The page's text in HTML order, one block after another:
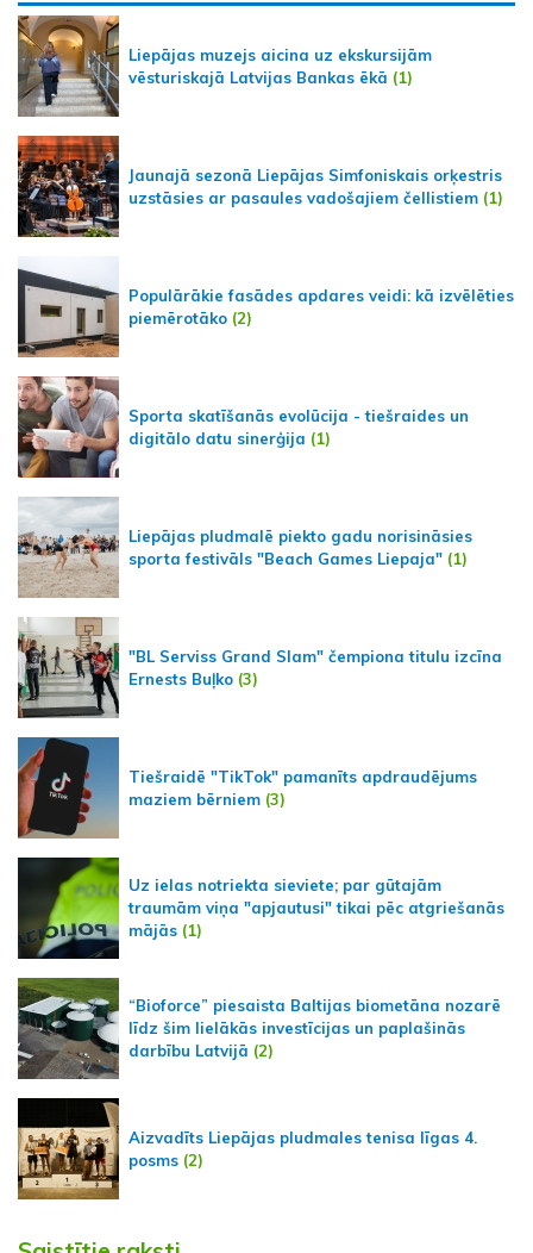
Liepājas muzejs aicina uz ekskursijām
vēsturiskajā Latvijas Bankas ēkā (1)
Jaunajā sezonā Liepājas Simfoniskais orķestris
uzstāsies ar pasaules vadošajiem čellistiem (1)
Populārākie fasādes apdares veidi: kā izvēlēties
piemērotāko (2)
Sporta skatīšanās evolūcija - tiešraides un
digitālo datu sinerģija (1)
Liepājas pludmalē piekto gadu norisināsies
sporta festivāls "Beach Games Liepaja" (1)
"BL Serviss Grand Slam" čempiona titulu izcīna
Ernests Buļko (3)
Tiešraidē "TikTok" pamanīts apdraudējums
maziem bērniem (3)
Uz ielas notriekta sieviete; par gūtajām
traumām viņa "apjautusi" tikai pēc atgriešanās
mājās (1)
“Bioforce” piesaista Baltijas biometāna nozarē
līdz šim lielākās investīcijas un paplašinās
darbību Latvijā (2)
Aizvadīts Liepājas pludmales tenisa līgas 4.
posms (2)